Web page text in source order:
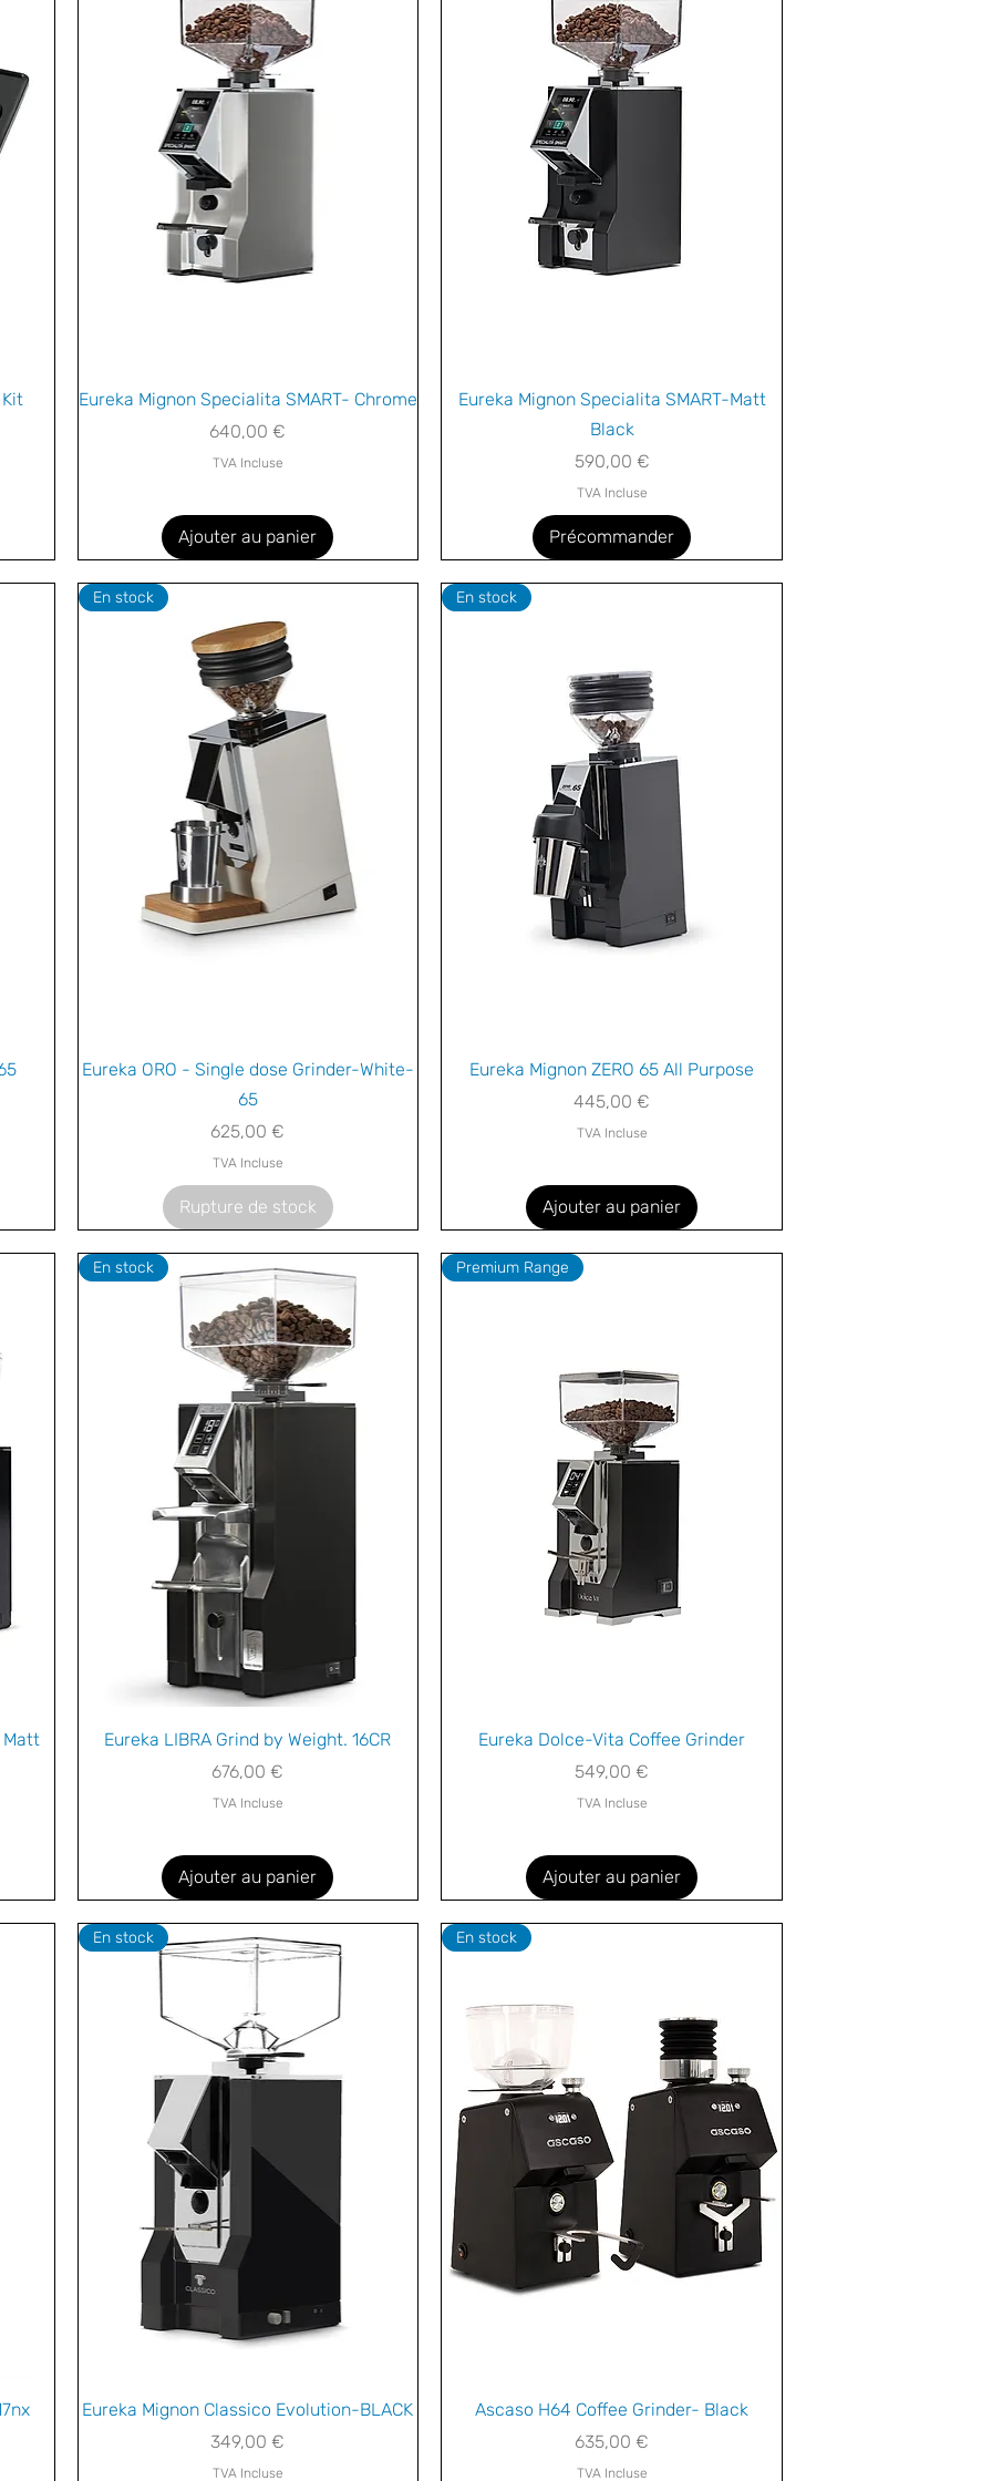
Aperçu rapide
Eureka Mignon Specialita SMART- Chrome
Prix
640,00 €
TVA Incluse
Ajouter au panier
Aperçu rapide
Eureka Mignon Specialita SMART-Matt
Black
Prix
590,00 €
TVA Incluse
Précommander
Aperçu rapide
En stock
Eureka ORO - Single dose Grinder-White-
65
Prix
625,00 €
TVA Incluse
Rupture de stock
Aperçu rapide
En stock
Eureka Mignon ZERO 65 All Purpose
Prix
445,00 €
TVA Incluse
Ajouter au panier
Matt
Aperçu rapide
En stock
Eureka LIBRA Grind by Weight. 16CR
Prix
676,00 €
TVA Incluse
Ajouter au panier
Aperçu rapide
Premium Range
Eureka Dolce-Vita Coffee Grinder
Prix
549,00 €
TVA Incluse
Ajouter au panier
Aperçu rapide
En stock
Eureka Mignon Classico Evolution-BLACK
Prix
349,00 €
TVA Incluse
Aperçu rapide
En stock
Ascaso H64 Coffee Grinder- Black
Prix
635,00 €
TVA Incluse